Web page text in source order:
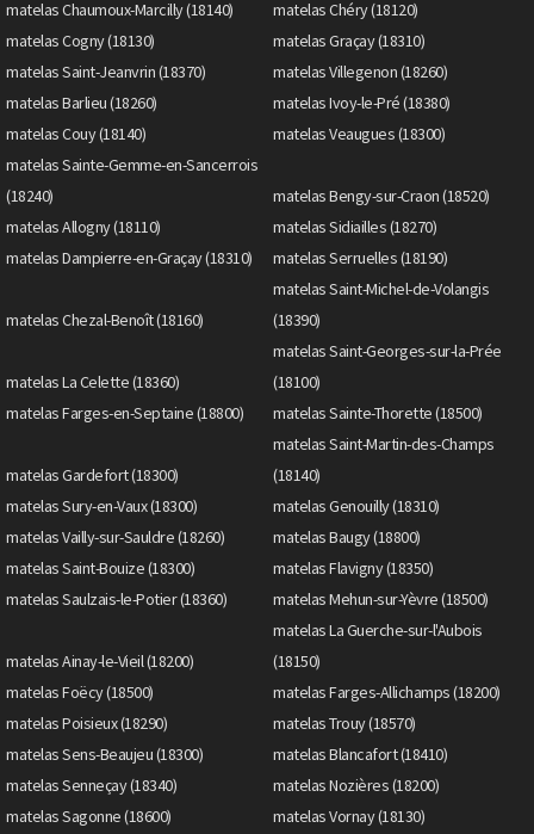
matelas Chaumoux-Marcilly (18140)
matelas Chéry (18120)
matelas Cogny (18130)
matelas Graçay (18310)
matelas Saint-Jeanvrin (18370)
matelas Villegenon (18260)
matelas Barlieu (18260)
matelas Ivoy-le-Pré (18380)
matelas Couy (18140)
matelas Veaugues (18300)
matelas Sainte-Gemme-en-Sancerrois
(18240)
matelas Bengy-sur-Craon (18520)
matelas Allogny (18110)
matelas Sidiailles (18270)
matelas Dampierre-en-Graçay (18310)
matelas Serruelles (18190)
matelas Chezal-Benoît (18160)
matelas Saint-Michel-de-Volangis
(18390)
matelas La Celette (18360)
matelas Saint-Georges-sur-la-Prée
(18100)
matelas Farges-en-Septaine (18800)
matelas Sainte-Thorette (18500)
matelas Gardefort (18300)
matelas Saint-Martin-des-Champs
(18140)
matelas Sury-en-Vaux (18300)
matelas Genouilly (18310)
matelas Vailly-sur-Sauldre (18260)
matelas Baugy (18800)
matelas Saint-Bouize (18300)
matelas Flavigny (18350)
matelas Saulzais-le-Potier (18360)
matelas Mehun-sur-Yèvre (18500)
matelas Ainay-le-Vieil (18200)
matelas La Guerche-sur-l'Aubois
(18150)
matelas Foëcy (18500)
matelas Farges-Allichamps (18200)
matelas Poisieux (18290)
matelas Trouy (18570)
matelas Sens-Beaujeu (18300)
matelas Blancafort (18410)
matelas Senneçay (18340)
matelas Nozières (18200)
matelas Sagonne (18600)
matelas Vornay (18130)